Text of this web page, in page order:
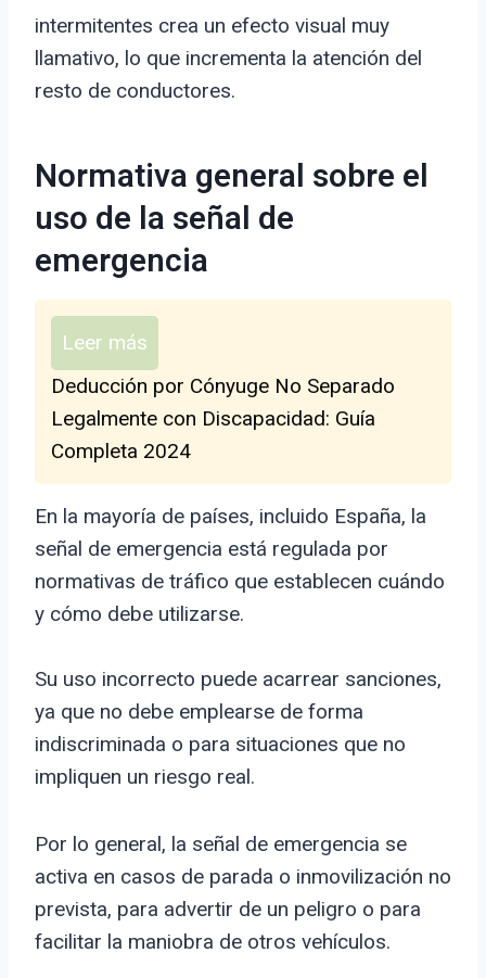
intermitentes crea un efecto visual muy
llamativo, lo que incrementa la atención del
resto de conductores.
Normativa general sobre el
uso de la señal de
emergencia
Leer más
Deducción por Cónyuge No Separado
Legalmente con Discapacidad: Guía
Completa 2024
En la mayoría de países, incluido España, la
señal de emergencia está regulada por
normativas de tráfico que establecen cuándo
y cómo debe utilizarse.
Su uso incorrecto puede acarrear sanciones,
ya que no debe emplearse de forma
indiscriminada o para situaciones que no
impliquen un riesgo real.
Por lo general, la señal de emergencia se
activa en casos de parada o inmovilización no
prevista, para advertir de un peligro o para
facilitar la maniobra de otros vehículos.